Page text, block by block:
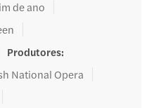
de ano
Produtores:
National Opera